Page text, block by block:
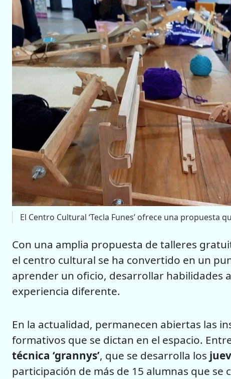
El Centro Cultural ‘Tecla Funes’ ofrece una
Con una amplia propuesta de talleres
el centro cultural se ha convertido en un
aprender un oficio, desarrollar habilidades
experiencia diferente.
En la actualidad, permanecen abiertas las
formativos que se dictan en el espacio.
técnica ‘grannys’, que se desarrolla los
participación de más de 15 alumnas que se